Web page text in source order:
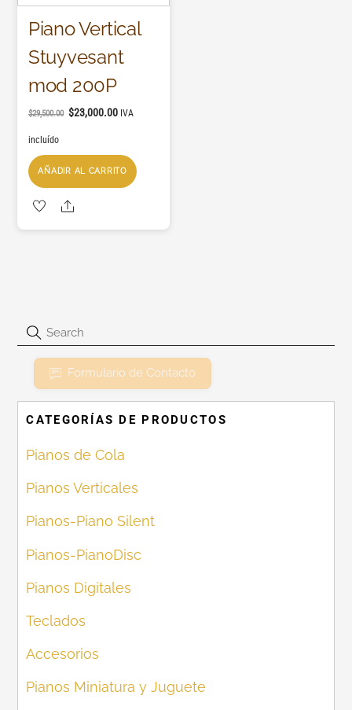
Piano Vertical
Stuyvesant
mod 200P
$29,500.00 $23,000.00 IVA
incluído
AÑADIR AL CARRITO
Share
Formulario de Contacto
CATEGORÍAS DE PRODUCTOS
Pianos de Cola
Pianos Verticales
Pianos-Piano Silent
Pianos-PianoDisc
Pianos Digitales
Teclados
Accesorios
Pianos Miniatura y Juguete